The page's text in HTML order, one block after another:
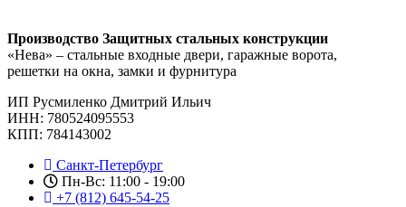
Производство Защитных стальных конструкции
«Нева» – стальные входные двери, гаражные ворота,
решетки на окна, замки и фурнитура
ИП Русмиленко Дмитрий Ильич
ИНН: 780524095553
КПП: 784143002
Санкт-Петербург
Пн-Вс: 11:00 - 19:00
+7 (812) 645-54-25